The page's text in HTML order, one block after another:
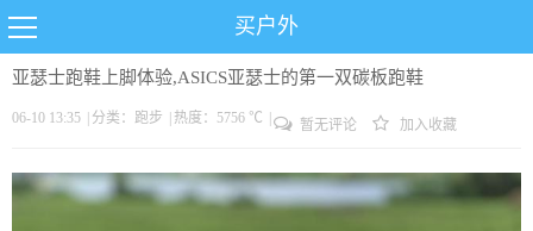
买户外
亚瑟士跑鞋上脚体验,ASICS亚瑟士的第一双碳板跑鞋
06-10 13:35 分类： 跑步 热度：5756 ℃ 暂无评论 加入收藏